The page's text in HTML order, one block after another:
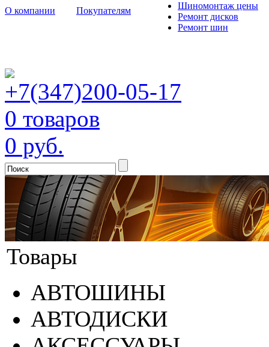
О компании Покупателям
Шиномонтаж цены
Ремонт дисков
Ремонт шин
+7(347)200-05-17
0 товаров
0 руб.
Товары
АВТОШИНЫ
АВТОДИСКИ